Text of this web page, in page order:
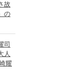
故
の
司
人
耀